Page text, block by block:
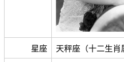
星座 天秤座（十二生肖